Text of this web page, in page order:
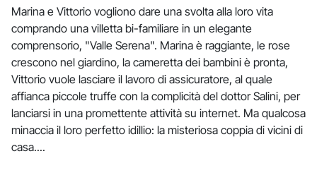
Marina e Vittorio vogliono dare una svolta alla loro vita
comprando una villetta bi-familiare in un elegante
comprensorio, "Valle Serena". Marina è raggiante, le rose
crescono nel giardino, la cameretta dei bambini è pronta,
Vittorio vuole lasciare il lavoro di assicuratore, al quale
affianca piccole truffe con la complicità del dottor Salini, per
lanciarsi in una promettente attività su internet. Ma qualcosa
minaccia il loro perfetto idillio: la misteriosa coppia di vicini di
casa....